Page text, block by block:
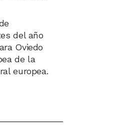
del año
Oviedo
de la
europea.